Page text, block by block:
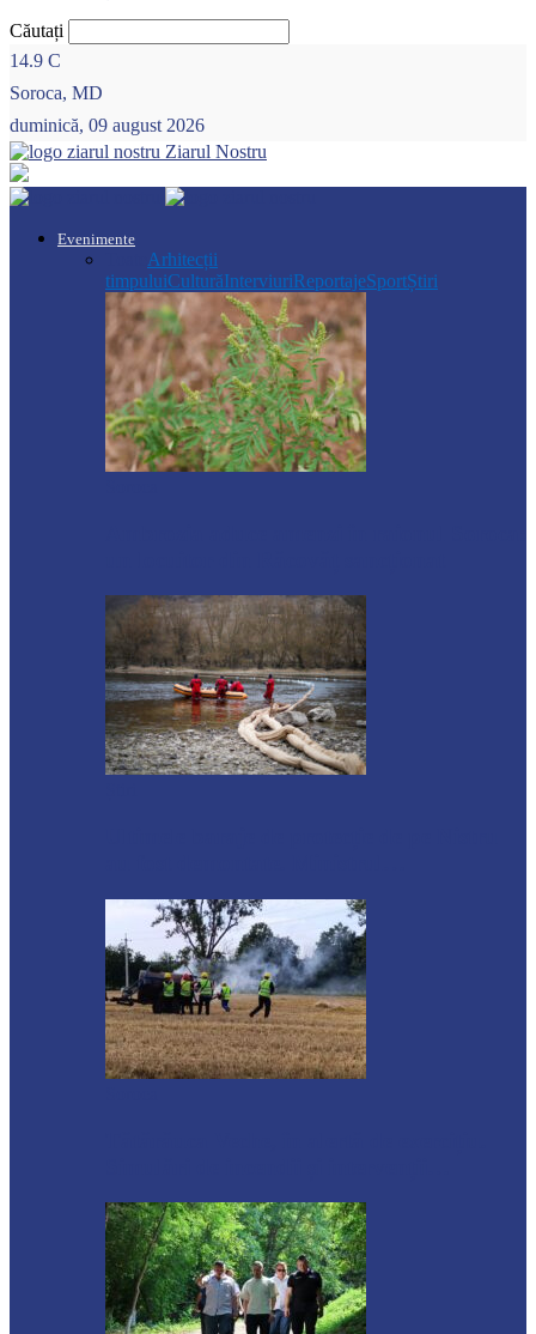
Căutați
14.9 C
Soroca, MD
duminică, 09 august 2026
Ziarul Nostru
Evenimente
Arhitecții
timpuluiCulturăInterviuriReportajeSportȘtiri